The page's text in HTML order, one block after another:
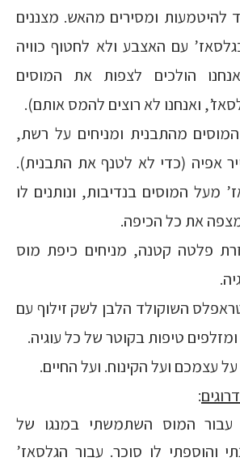
להיטמעות ומסירים מהאש. מצננים
עם האצבע ולא לחטוף כוויה
הולכים לצפות את המוסים
ואנחנו לא רוצים להמס אותם).
המוסים מהתבנית ומניחים על רשת,
אפיה (כדי לא לטנף את התבנית).
מעל המוסים בנדיבות, ונותנים לו
את כל הכיפה.
פלטה קטנה, מניחים כיפת מוס
טראפלס השוקולד הלבן לשק זילוף עם
טיפות בקוטר של כל עוגיה.
:
עבור המוס השתמשתי במנגו של
והוספתי לו סוכר. עבור הגלסאז’